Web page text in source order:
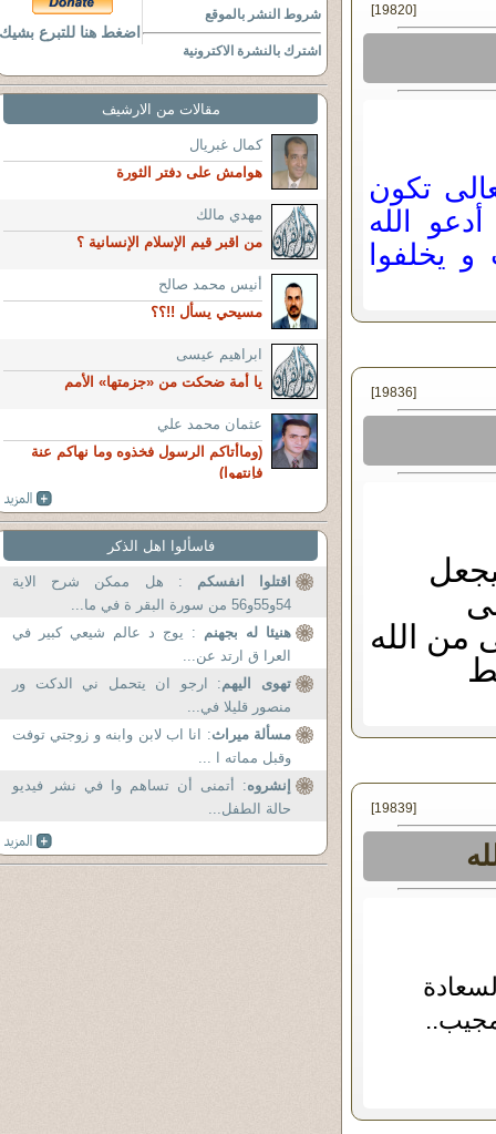
[19820]
تكون
الله
يخلفوا
[19836]
من الله
[19839]
شروط النشر بالموقع
اشترك بالنشرة الاكترونية
اضغط هنا للتبرع بشيك
مقالات من الارشيف
كمال غبريال
هوامش على دفتر الثورة
مهدي مالك
من اقبر قيم الإسلام الإنسانية ؟
أنيس محمد صالح
مسيحي يسأل !!؟؟
ابراهيم عيسى
يا أمة ضحكت من «جزمتها» الأمم
عثمان محمد علي
(وماأتاكم الرسول فخذوه وما نهاكم عنة
فإنتهوا)
فاسألوا اهل الذكر
اقتلوا انفسكم : هل ممكن شرح الاية
54و55و56 من سورة البقر ة في ما...
هنيئا له بجهنم : يوج د عالم شيعي كبير في
العرا ق ارتد عن...
تهوى اليهم: ارجو ان يتحمل ني الدكت ور
منصور قليلا في...
مسألة ميراث: انا اب لابن وابنه و زوجتي توفت
وقبل مماته ا ...
إنشروه: أتمنى أن تساهم وا في نشر فيديو
حالة الطفل...